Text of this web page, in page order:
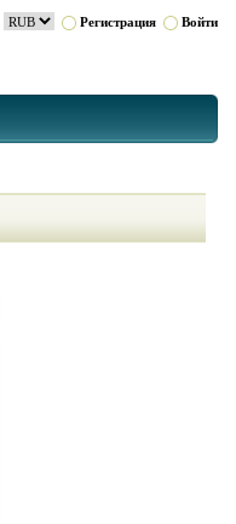
Регистрация Войти